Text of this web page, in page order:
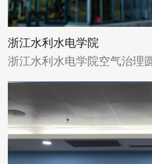
浙江水利水电学院
浙江水利水电学院空气治理
查看详情
西安西电医院